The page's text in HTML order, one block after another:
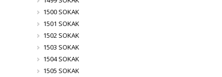
1500 SOKAK
1501 SOKAK
1502 SOKAK
1503 SOKAK
1504 SOKAK
1505 SOKAK